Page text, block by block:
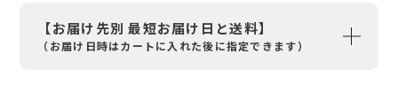
【お届け先別 最短お届け日と送料】
（お届け日時はカートに入れた後に指定できます）